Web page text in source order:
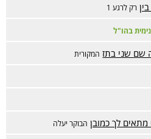
רק לרגע 1
בהו"ל
שם שני בתז המקורית
לך כמובן הבוקר יעלה